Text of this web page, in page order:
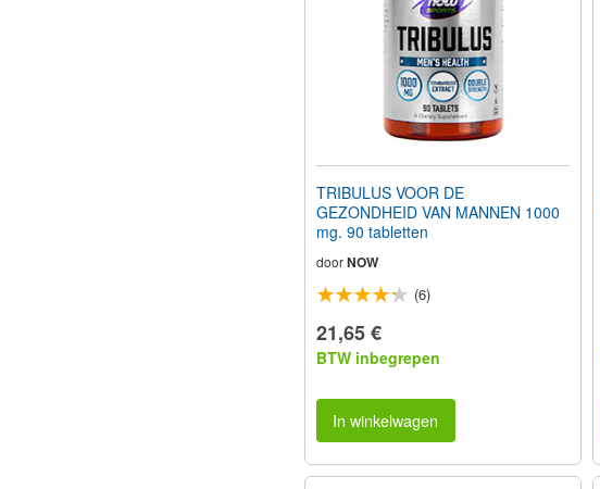
TRIBULUS VOOR DE
GEZONDHEID VAN MANNEN 1000
mg. 90 tabletten
doorNOW
(6)
21,65 €
BTW inbegrepen
In winkelwagen